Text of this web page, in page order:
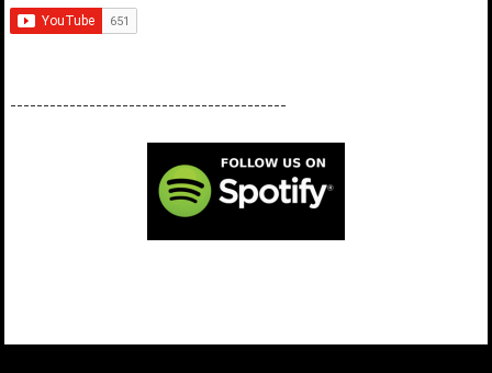
------------------------------------------